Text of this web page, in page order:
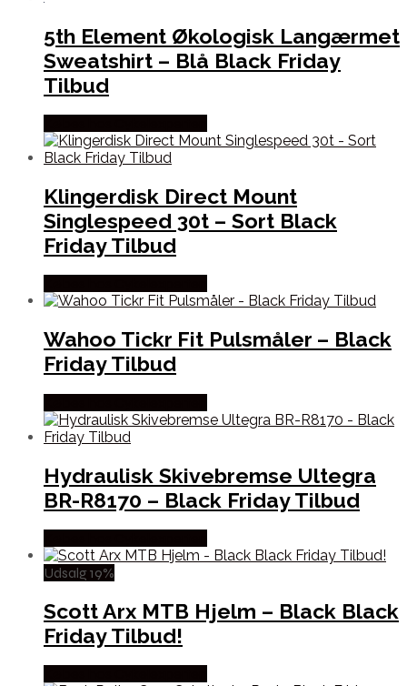
5th Element Økologisk Langærmet
Sweatshirt – Blå Black Friday
Tilbud
Klingerdisk Direct Mount
Singlespeed 30t – Sort Black
Friday Tilbud
Wahoo Tickr Fit Pulsmåler – Black
Friday Tilbud
Hydraulisk Skivebremse Ultegra
BR-R8170 – Black Friday Tilbud
Udsalg 19%
Scott Arx MTB Hjelm – Black Black
Friday Tilbud!